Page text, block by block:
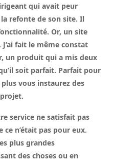
qui avait peur
refonte de son site. Il
Or, un site
fait le même constat
un produit qui a mis deux
soit parfait. Parfait pour
vous instaurez des
service ne satisfait pas
n’était pas pour eux.
plus grandes
des choses ou en